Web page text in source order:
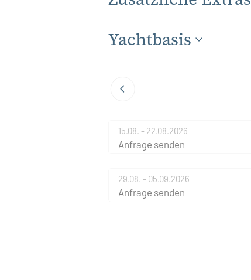
Yachtbasis
15.08. - 22.08.2026
Anfrage senden
29.08. - 05.09.2026
Anfrage senden